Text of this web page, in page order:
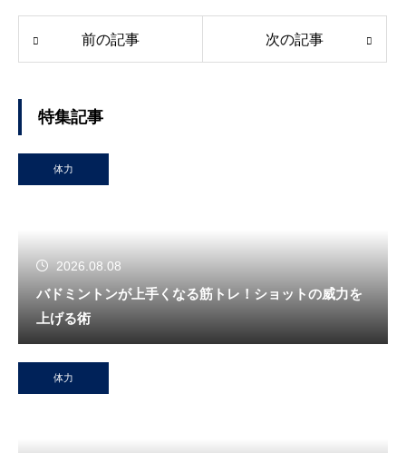
前の記事 次の記事
特集記事
体力
2026.08.08
バドミントンが上手くなる筋トレ！ショットの威力を
上げる術
体力